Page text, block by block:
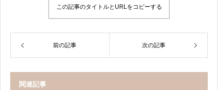
この記事のタイトルとURLをコピーする
前の記事 次の記事
関連記事